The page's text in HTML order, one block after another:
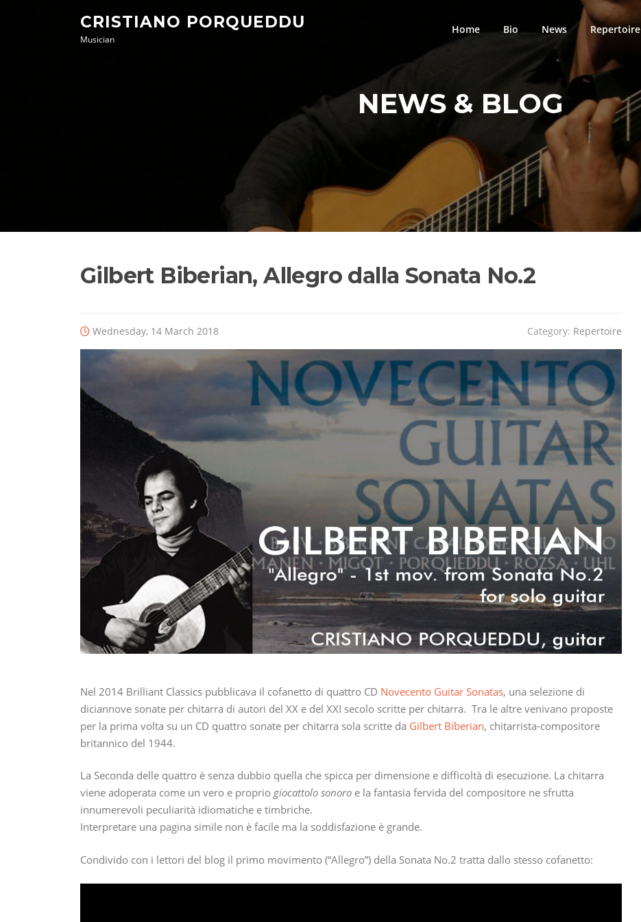
CRISTIANO PORQUEDDU
Musician
Home Bio News Repertoire
NEWS & BLOG
Gilbert Biberian, Allegro dalla Sonata No.2
Wednesday, 14 March 2018 Category: Repertoire
Nel 2014 Brilliant Classics pubblicava il cofanetto di quattro CD Novecento Guitar Sonatas, una selezione di
diciannove sonate per chitarra di autori del XX e del XXI secolo scritte per chitarra. Tra le altre venivano proposte
per la prima volta su un CD quattro sonate per chitarra sola scritte da Gilbert Biberian, chitarrista-compositore
britannico del 1944.
La Seconda delle quattro è senza dubbio quella che spicca per dimensione e difficoltà di esecuzione. La chitarra
viene adoperata come un vero e proprio giocattolo sonoro e la fantasia fervida del compositore ne sfrutta
innumerevoli peculiarità idiomatiche e timbriche.
Interpretare una pagina simile non è facile ma la soddisfazione è grande.
Condivido con i lettori del blog il primo movimento (“Allegro”) della Sonata No.2 tratta dallo stesso cofanetto: